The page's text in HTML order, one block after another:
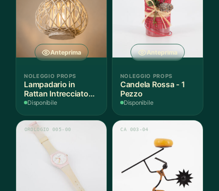
Anteprima
NOLEGGIO PROPS
Lampadario in
Rattan Intrecciato
Bianco
Disponibile
Anteprima
NOLEGGIO PROPS
Candela Rossa - 1
Pezzo
Disponibile
OROLOGIO 005-00 CA 003-04